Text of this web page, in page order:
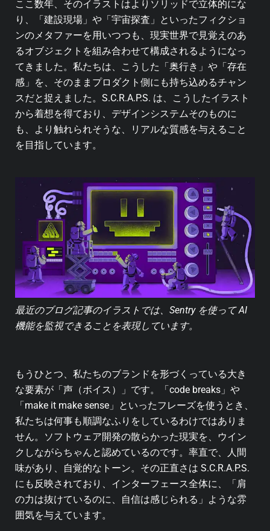
ここ数年、そのイラストはよりソリッドで立体的にな
り、「建設現場」や「宇宙探査」といったフィクショ
ンのメタファーを用いつつも、現実世界で見覚えのあ
るオブジェクトを組み合わせて構成されるようになっ
てきました。私たちは、こうした「奥行き」や「存在
感」を、そのままプロダクト側にも持ち込めるチャン
スだと捉えました。S.C.R.A.P.S. は、こうしたイラスト
から着想を得ており、デザインシステムそのものに
も、より触れられそうな、リアルな質感を与えること
を目指しています。
最近のブログ記事のイラストでは、Sentry を使って AI
機能を監視できることを表現しています。
もうひとつ、私たちのブランドを形づくっている大き
な要素が「声（ボイス）」です。「code breaks」や
「make it make sense」といったフレーズを使うとき、
私たちは何事も順調なふりをしているわけではありま
せん。ソフトウェア開発の散らかった現実を、ウイン
クしながらちゃんと認めているのです。率直で、人間
味があり、自覚的なトーン。その正直さは S.C.R.A.P.S.
にも反映されており、インターフェース全体に、「肩
の力は抜けているのに、自信は感じられる」ような雰
囲気を与えています。